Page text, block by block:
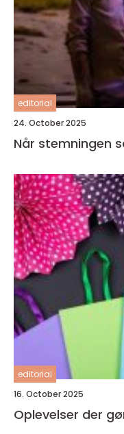
editorial
24. October 2025
Når stemningen
editorial
16. October 2025
Oplevelser der